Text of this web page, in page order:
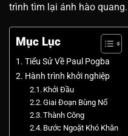
trình tìm lại ánh hào quang.
Mục Lục
Tiểu Sử Về Paul Pogba
Hành trình khởi nghiệp
Khởi Đầu
Giai Đoạn Bùng Nổ
Thành Công
Bước Ngoặt Khó Khăn